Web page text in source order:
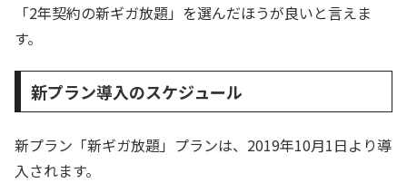
「2年契約の新ギガ放題」を選んだほうが良いと言えま
す。
新プラン導入のスケジュール
新プラン「新ギガ放題」プランは、2019年10月1日より導
入されます。